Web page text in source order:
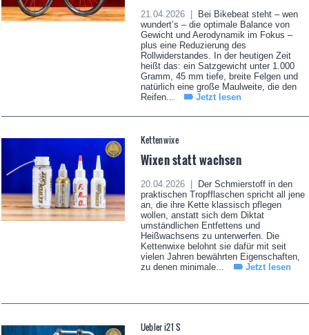
21.04.2026 |
Bei Bikebeat steht – wen
wundert’s – die optimale Balance von
Gewicht und Aerodynamik im Fokus –
plus eine Reduzierung des
Rollwiderstandes. In der heutigen Zeit
heißt das: ein Satzgewicht unter 1.000
Gramm, 45 mm tiefe, breite Felgen und
natürlich eine große Maulweite, die den
Reifen...
Jetzt lesen
Kettenwixe
Wixen statt wachsen
20.04.2026 |
Der Schmierstoff in den
praktischen Tropfflaschen spricht all jene
an, die ihre Kette klassisch pflegen
wollen, anstatt sich dem Diktat
umständlichen Entfettens und
Heißwachsens zu unterwerfen. Die
Kettenwixe belohnt sie dafür mit seit
vielen Jahren bewährten Eigenschaften,
zu denen minimale...
Jetzt lesen
Uebler i21 S